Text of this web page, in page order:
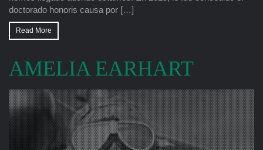
doctorado honoris causa por […]
Read More
AMELIA EARHART